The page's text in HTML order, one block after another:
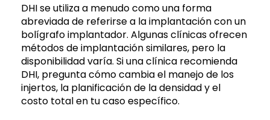
DHI se utiliza a menudo como una forma
abreviada de referirse a la implantación con un
bolígrafo implantador. Algunas clínicas ofrecen
métodos de implantación similares, pero la
disponibilidad varía. Si una clínica recomienda
DHI, pregunta cómo cambia el manejo de los
injertos, la planificación de la densidad y el
costo total en tu caso específico.